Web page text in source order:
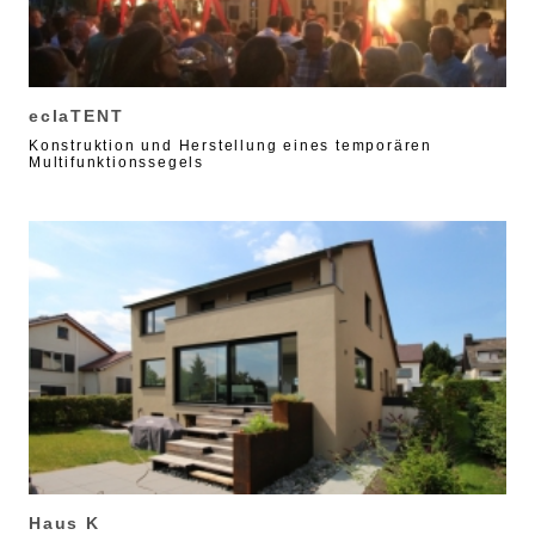
eclaTENT
Konstruktion und Herstellung eines temporären
Multifunktionssegels
Haus K